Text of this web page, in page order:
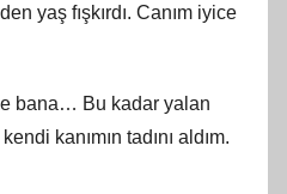
yaş fışkırdı. Canım iyice
bana… Bu kadar yalan
kanımın tadını aldım.